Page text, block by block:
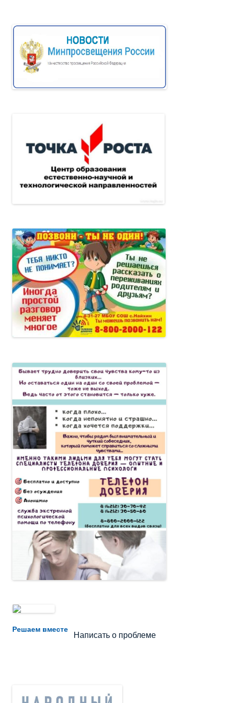
Решаем вместе
Не убран мусор, яма на дороге, не горит фонарь?
Написать о проблеме